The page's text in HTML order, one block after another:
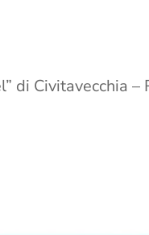
di Civitavecchia –